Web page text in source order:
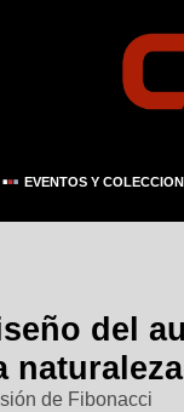
EVENTOS Y
del
naturaleza
de Fibonacci